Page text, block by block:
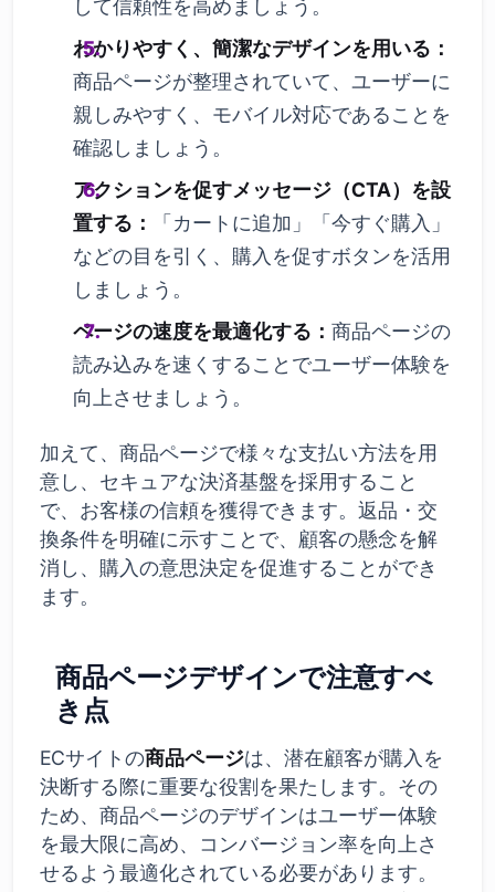
して信頼性を高めましょう。
わかりやすく、簡潔なデザインを用いる：
商品ページが整理されていて、ユーザーに
親しみやすく、モバイル対応であることを
確認しましょう。
アクションを促すメッセージ（CTA）を設
置する：
「カートに追加」「今すぐ購入」
などの目を引く、購入を促すボタンを活用
しましょう。
ページの速度を最適化する：商品ページの
読み込みを速くすることでユーザー体験を
向上させましょう。
加えて、商品ページで様々な支払い方法を用
意し、セキュアな決済基盤を採用すること
で、お客様の信頼を獲得できます。返品・交
換条件を明確に示すことで、顧客の懸念を解
消し、購入の意思決定を促進することができ
ます。
商品ページデザインで注意すべ
き点
ECサイトの商品ページは、潜在顧客が購入を
決断する際に重要な役割を果たします。その
ため、商品ページのデザインはユーザー体験
を最大限に高め、コンバージョン率を向上さ
せるよう最適化されている必要があります。